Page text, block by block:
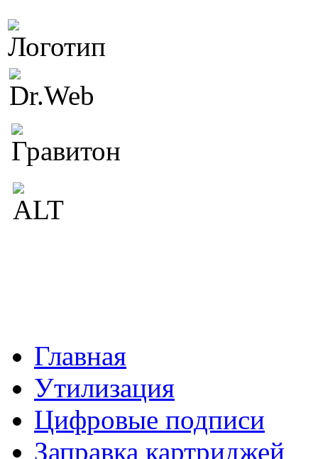
Главная
Утилизация
Цифровые подписи
Заправка картриджей